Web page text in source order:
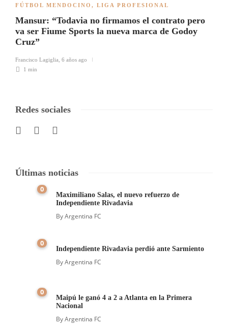
FÚTBOL MENDOCINO , LIGA PROFESIONAL
Mansur: “Todavia no firmamos el contrato pero
va ser Fiume Sports la nueva marca de Godoy
Cruz”
Francisco Lagiglia 6 años ago
1 min
Redes sociales
Últimas noticias
0
Maximiliano Salas, el nuevo refuerzo de
Independiente Rivadavia
ByArgentina FC
0
Independiente Rivadavia perdió ante Sarmiento
ByArgentina FC
0
Maipú le ganó 4 a 2 a Atlanta en la Primera
Nacional
ByArgentina FC